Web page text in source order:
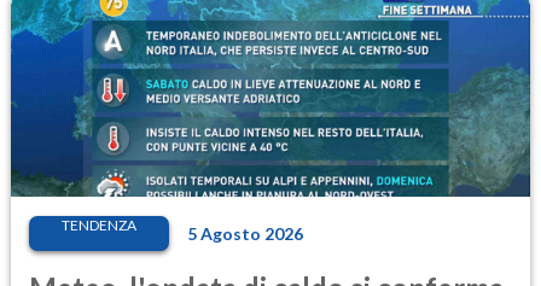
TENDENZA 5 Agosto 2026